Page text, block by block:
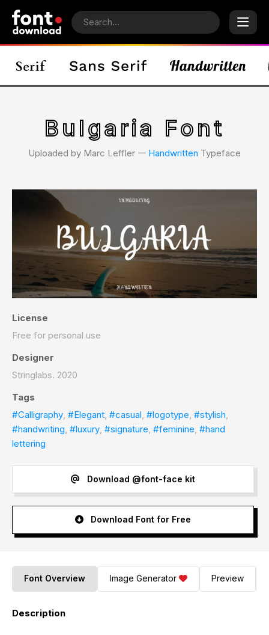
Bulgaria Font
Uploaded by Marc Leffler 𑁋 Handwritten Typeface
License
Free for personal use
Designer
Stringlabs. 2020
Tags
#Calligraphy, #Elegant, #casual, #logotype, #stylish,
#handwriting, #luxury, #signature, #feminine, #hand
lettering
Download @font-face kit
Download Font for Free
Font Overview Image Generator Preview
Description